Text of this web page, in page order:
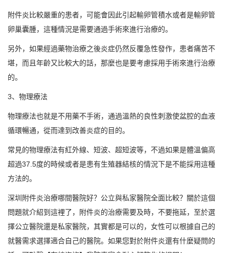
附件炎比較嚴重的患者，可能會因此引起輸卵管積水或者是輸卵管
卵巢囊腫，這種情況是需要通過手術來進行治療的。
另外，如果經過藥物治療之後炎症仍然反覆急性發作，患者痛苦不
堪，而且年齡又比較大的話，那麼也是要考慮採用手術來進行治療
的。
3、物理療法
物理療法也就是不用藥不手術，通過溫熱的良性刺激使盆腔的血液
循環暢通，從而達到改善炎症的目的。
常見的物理療法有紅外線、短波、超短波等，不過如果是體溫偏高
超過37.5度的時候或者是患有生殖器結核的情況下是不能採用這種
方法的。
深圳附件炎治療哪間醫院好？公立與私家醫院全面比較？關於這個
問題就介紹到這裡了，附件炎的治療需要及時，不要拖延，至於選
擇公立醫院還是私家醫院，其實都是可以的，女性可以根據自己的
就醫需求選擇適合自己的醫院。如果您對於附件炎還有什麼疑問的